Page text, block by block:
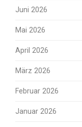
Juni 2026
Mai 2026
April 2026
März 2026
Februar 2026
Januar 2026